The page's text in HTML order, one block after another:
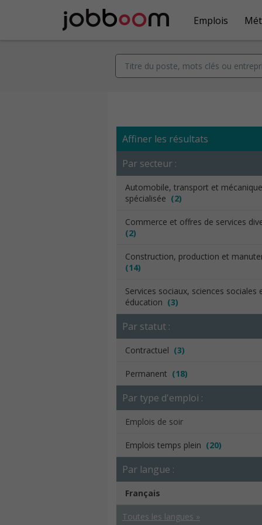
Emplois
Affiner les résultats
Par secteur :
Automobile, transport et mécanique
spécialisée (2)
Commerce et offres de services
(2)
Construction, production et
(14)
Services sociaux, sciences sociales
éducation (3)
Par statut :
Contractuel (3)
Permanent (18)
Par type d'emploi :
Emplois de soir
Emplois temps plein (20)
Par langue :
Français
Toutes les langues »